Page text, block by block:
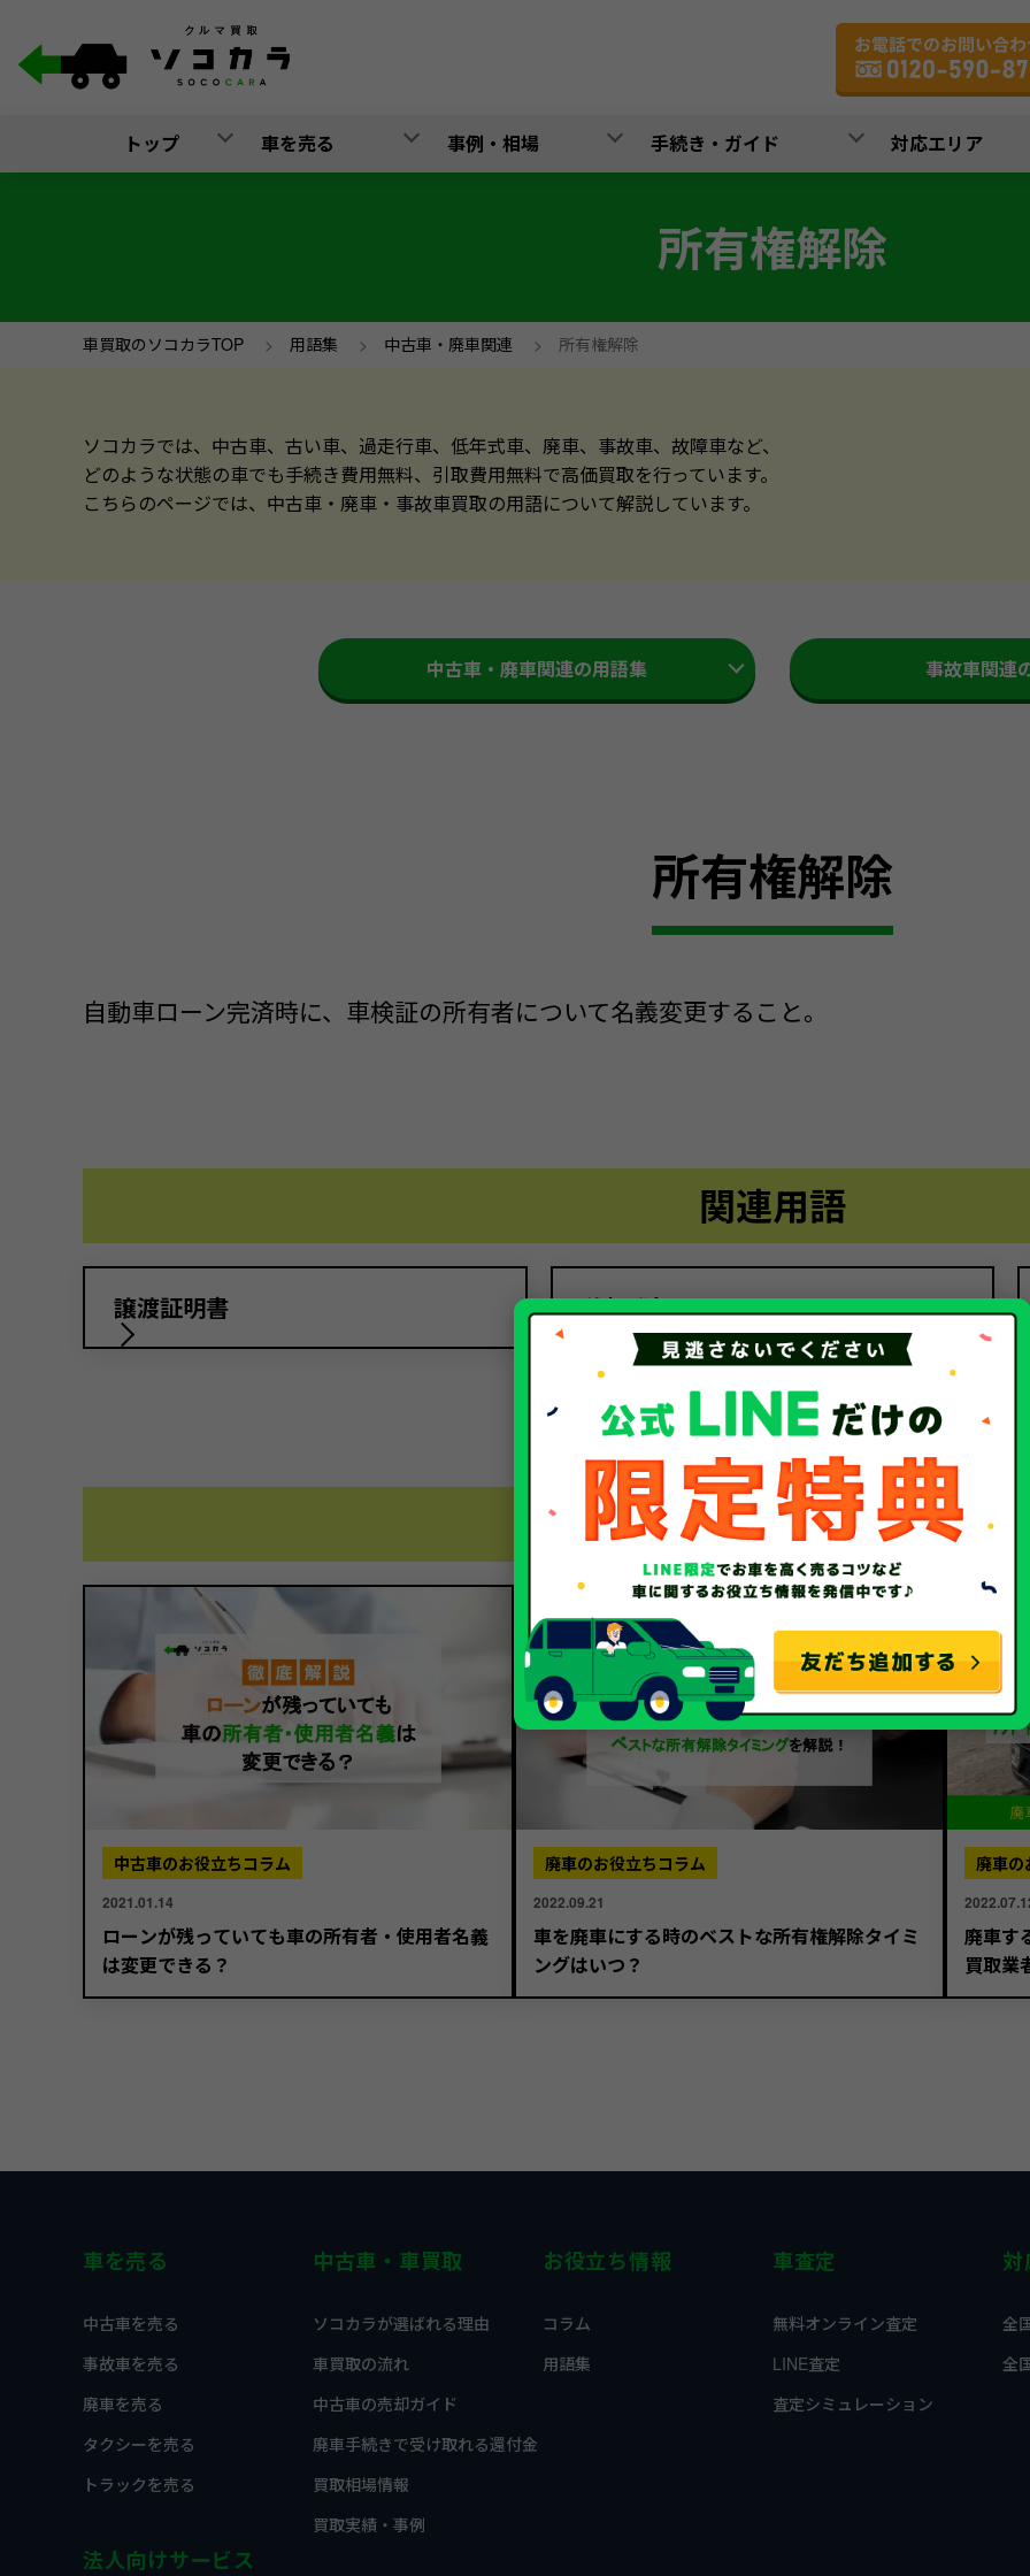
トップ 車を売る 事例・相場 手続き・ガイド 対応エリア
所有権解除
車買取のソコカラTOP > 用語集 > 中古車・廃車関連 > 所有権解除
ソコカラでは、中古車、古い車、過走行車、低年式車、廃車、事故車、故障車など、
どのような状態の車でも手続き費用無料、引取費用無料で高価買取を行っています。
こちらのページでは、中古車・廃車・事故車買取の用語について解説しています。
中古車・廃車関連の用語集 事故車関連
所有権解除
自動車ローン完済時に、車検証の所有者について名義変更すること。
関連用語
譲渡証明書 移転登録
関連するコラム
中古車のお役立ちコラム
2021.01.14
ローンが残っていても車の所有者・使用者名義
は変更できる？
廃車のお役立ちコラム
2022.09.21
車を廃車にする時のベストな所有権解除タイミ
ングはいつ？
廃車の
廃車す
買取業
車を売る
中古車を売る
事故車を売る
廃車を売る
タクシーを売る
トラックを売る
中古車・車買取
ソコカラが選ばれる理由
車買取の流れ
中古車の売却ガイド
廃車手続きで受け取れる還付金
買取相場情報
買取実績・事例
お役立ち情報
コラム
用語集
車査定
無料オンライン査定
LINE査定
査定シミュレーション
全
全
法人向けサービス